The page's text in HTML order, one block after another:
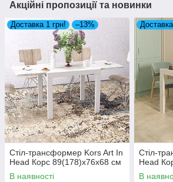
Акційні пропозиції та новинки
Доставка 1 грн! –13%
Стіл-трансформер Kors Art In
Head Корс 89(178)x76x68 см
В наявності
Стіл-
Head
В